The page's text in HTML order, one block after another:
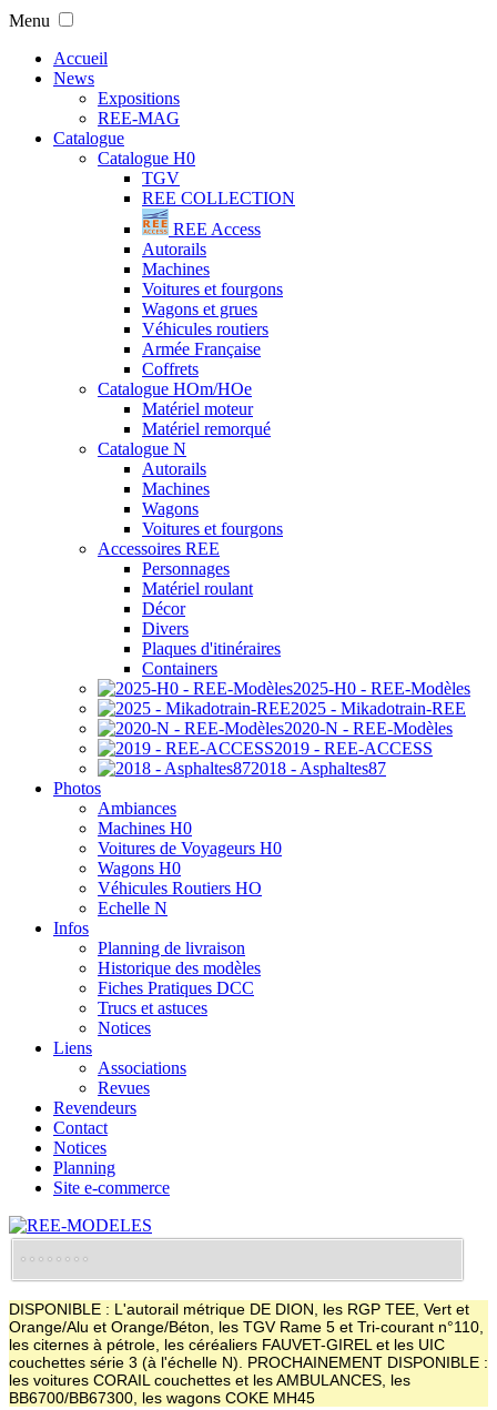
Menu
Accueil
News
Expositions
REE-MAG
Catalogue
Catalogue H0
TGV
REE COLLECTION
REE Access
Autorails
Machines
Voitures et fourgons
Wagons et grues
Véhicules routiers
Armée Française
Coffrets
Catalogue HOm/HOe
Matériel moteur
Matériel remorqué
Catalogue N
Autorails
Machines
Wagons
Voitures et fourgons
Accessoires REE
Personnages
Matériel roulant
Décor
Divers
Plaques d'itinéraires
Containers
2025-H0 - REE-Modèles
2025 - Mikadotrain-REE
2020-N - REE-Modèles
2019 - REE-ACCESS
2018 - Asphaltes87
Photos
Ambiances
Machines H0
Voitures de Voyageurs H0
Wagons H0
Véhicules Routiers HO
Echelle N
Infos
Planning de livraison
Historique des modèles
Fiches Pratiques DCC
Trucs et astuces
Notices
Liens
Associations
Revues
Revendeurs
Contact
Notices
Planning
Site e-commerce
DISPONIBLE : L'autorail métrique DE DION, les RGP TEE, Vert et
Orange/Alu et Orange/Béton, les TGV Rame 5 et Tri-courant n°110,
les citernes à pétrole, les céréaliers FAUVET-GIREL et les UIC
couchettes série 3 (à l'échelle N). PROCHAINEMENT DISPONIBLE :
les voitures CORAIL couchettes et les AMBULANCES, les
BB6700/BB67300, les wagons COKE MH45